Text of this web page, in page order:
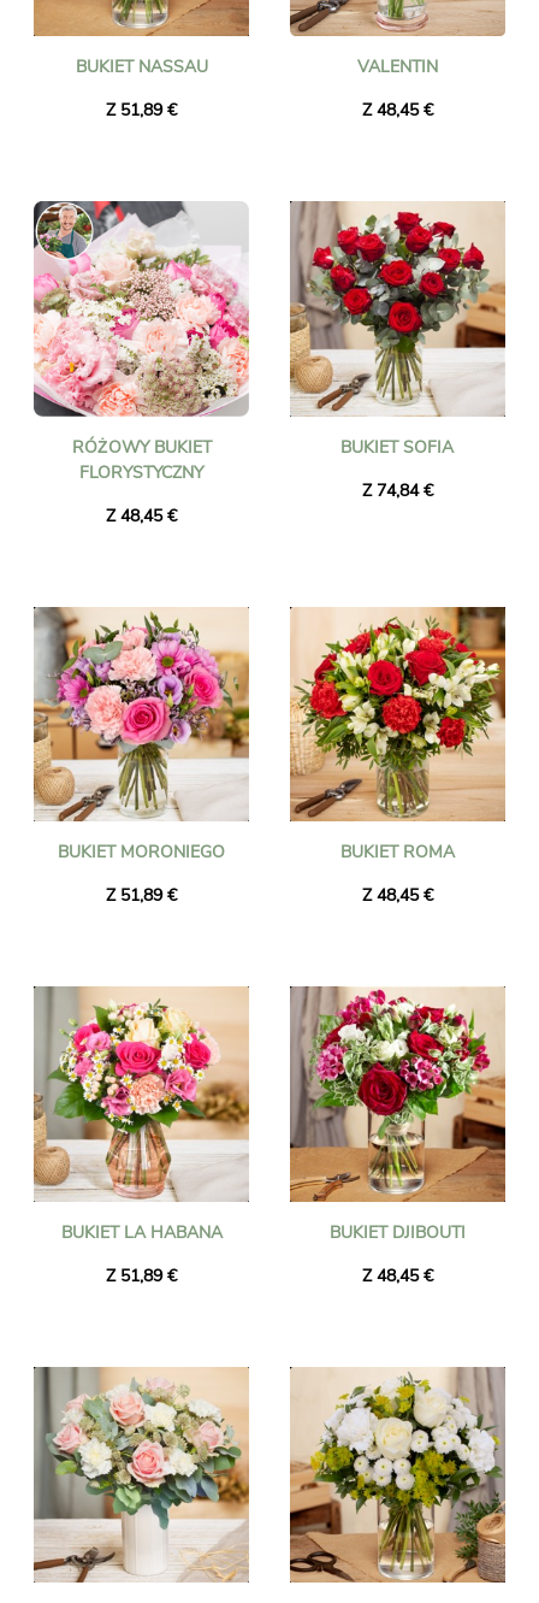
BUKIET NASSAU
Z 51,89 €
VALENTIN
Z 48,45 €
RÓŻOWY BUKIET
FLORYSTYCZNY
Z 48,45 €
BUKIET SOFIA
Z 74,84 €
BUKIET MORONIEGO
Z 51,89 €
BUKIET ROMA
Z 48,45 €
BUKIET LA HABANA
Z 51,89 €
BUKIET DJIBOUTI
Z 48,45 €